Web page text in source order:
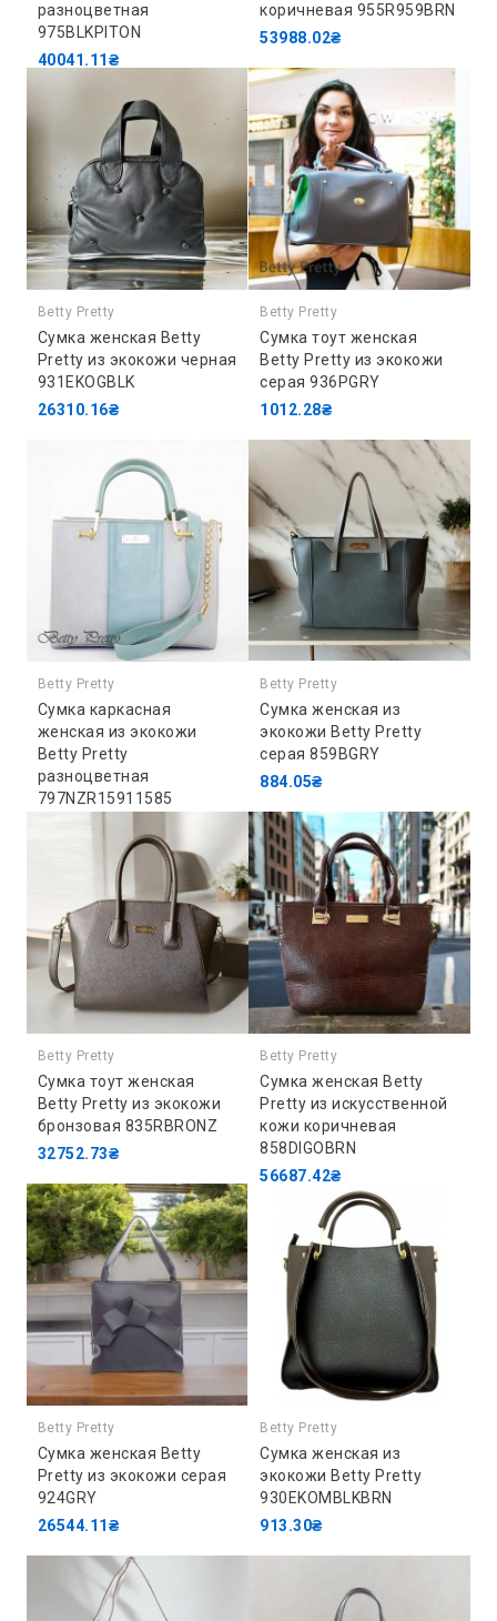
разноцветная
975BLKPITON
40041.11₴
коричневая 955R959BRN
53988.02₴
Betty Pretty
Сумка женская Betty
Pretty из экокожи черная
931EKOGBLK
26310.16₴
Betty Pretty
Сумка тоут женская
Betty Pretty из экокожи
серая 936PGRY
1012.28₴
Betty Pretty
Сумка каркасная
женская из экокожи
Betty Pretty
разноцветная
797NZR15911585
Betty Pretty
Сумка женская из
экокожи Betty Pretty
серая 859BGRY
884.05₴
Betty Pretty
Сумка тоут женская
Betty Pretty из экокожи
бронзовая 835RBRONZ
32752.73₴
Betty Pretty
Сумка женская Betty
Pretty из искусственной
кожи коричневая
858DIGOBRN
56687.42₴
Betty Pretty
Сумка женская Betty
Pretty из экокожи серая
924GRY
26544.11₴
Betty Pretty
Сумка женская из
экокожи Betty Pretty
930EKOMBLKBRN
913.30₴